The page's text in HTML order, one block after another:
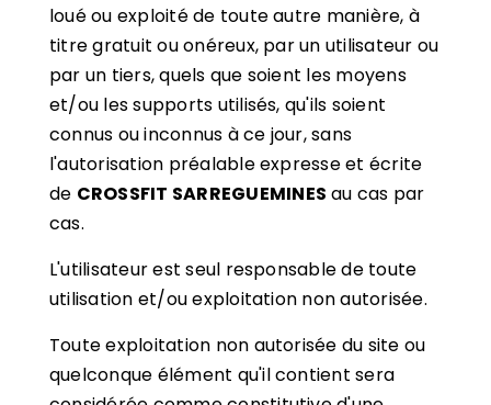
loué ou exploité de toute autre manière, à
titre gratuit ou onéreux, par un utilisateur ou
par un tiers, quels que soient les moyens
et/ou les supports utilisés, qu'ils soient
connus ou inconnus à ce jour, sans
l'autorisation préalable expresse et écrite
de CROSSFIT SARREGUEMINES au cas par
cas.
L'utilisateur est seul responsable de toute
utilisation et/ou exploitation non autorisée.
Toute exploitation non autorisée du site ou
quelconque élément qu'il contient sera